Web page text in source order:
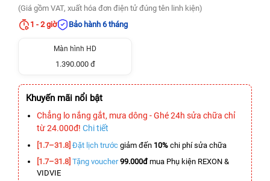
(Giá gồm VAT, xuất hóa đơn điện tử đúng tên linh kiện)
1 - 2 giờ
Bảo hành 6 tháng
Màn hình HD
1.390.000 đ
Khuyến mãi nổi bật
Chẳng lo nắng gắt, mưa dông - Ghé 24h sửa chữa chỉ
từ 24.000đ! Chi tiết
[1.7–31.8] Đặt lịch trước giảm đến 10% chi phí sửa chữa
[1.7–31.8] Tặng voucher 99.000đmua Phụ kiện REXON &
VIDVIE